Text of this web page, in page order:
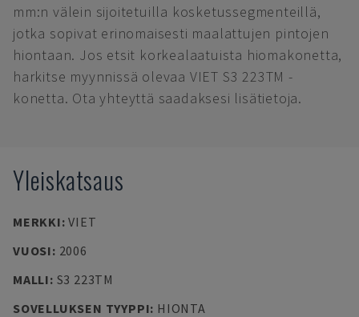
mm:n välein sijoitetuilla kosketussegmenteillä,
jotka sopivat erinomaisesti maalattujen pintojen
hiontaan. Jos etsit korkealaatuista hiomakonetta,
harkitse myynnissä olevaa VIET S3 223TM -
konetta. Ota yhteyttä saadaksesi lisätietoja.
Yleiskatsaus
MERKKI:VIET
VUOSI: 2006
MALLI: S3 223TM
SOVELLUKSEN TYYPPI: HIONTA